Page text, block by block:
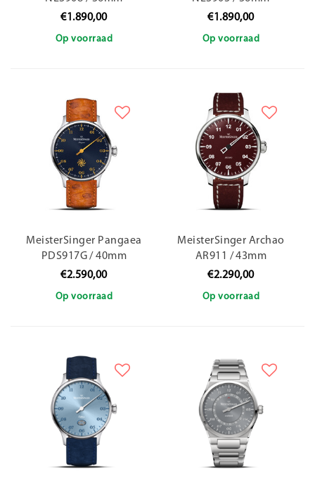
€1.890,00
Op voorraad
€1.890,00
Op voorraad
MeisterSinger Pangaea
PDS917G / 40mm
€2.590,00
Op voorraad
MeisterSinger Archao
AR911 / 43mm
€2.290,00
Op voorraad